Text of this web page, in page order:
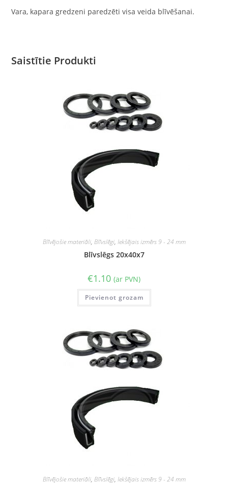
Vara, kapara gredzeni paredzēti visa veida blīvēšanai.
Saistītie Produkti
Blīvējošie materiāli, Blīvslēgi, Iekšējais izmērs 9 - 24 mm
Blīvslēgs 20x40x7
€1.10 (ar PVN)
Pievienot grozam
Blīvējošie materiāli, Blīvslēgi, Iekšējais izmērs 9 - 24 mm